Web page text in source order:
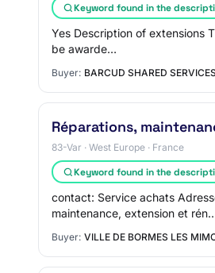
Keyword found in the
Yes Description of extensions
be awarde…
Buyer: BARCUD SHARED SERVICES
Réparations,
83-Var · West Europe · France
Keyword found in the
contact: Service achats
maintenance, extension et
Buyer: VILLE DE BORMES LES